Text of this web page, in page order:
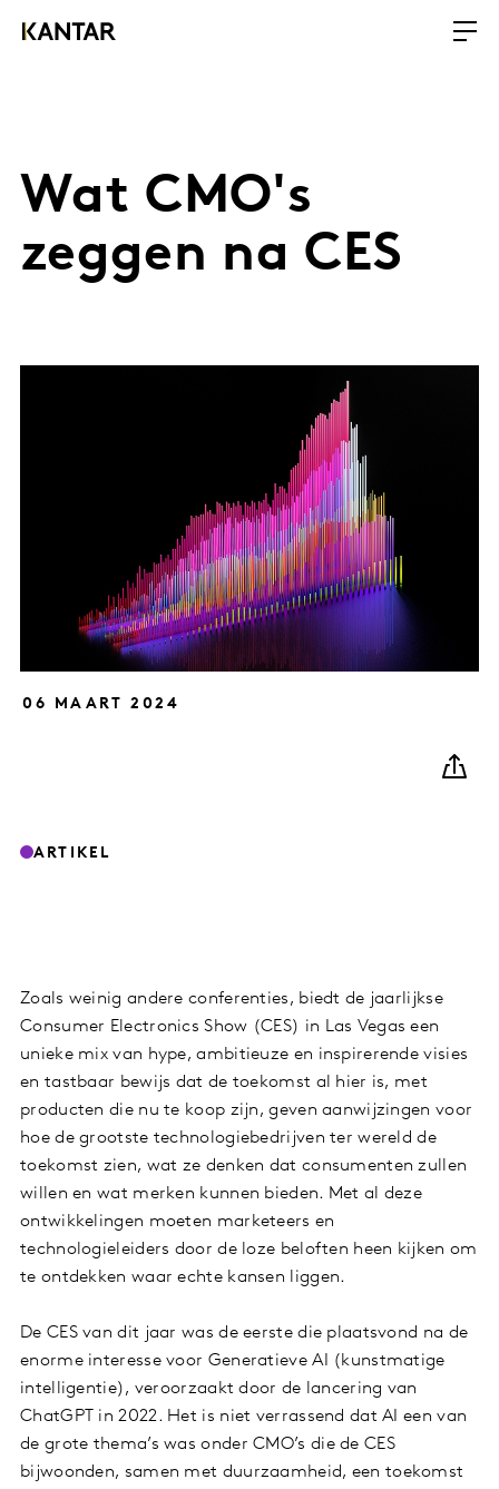
Wat CMO's
zeggen na CES
06 MAART 2024
ARTIKEL
Zoals weinig andere conferenties, biedt de jaarlijkse
Consumer Electronics Show (CES) in Las Vegas een
unieke mix van hype, ambitieuze en inspirerende visies
en tastbaar bewijs dat de toekomst al hier is, met
producten die nu te koop zijn, geven aanwijzingen voor
hoe de grootste technologiebedrijven ter wereld de
toekomst zien, wat ze denken dat consumenten zullen
willen en wat merken kunnen bieden. Met al deze
ontwikkelingen moeten marketeers en
technologieleiders door de loze beloften heen kijken om
te ontdekken waar echte kansen liggen.
De CES van dit jaar was de eerste die plaatsvond na de
enorme interesse voor Generatieve AI (kunstmatige
intelligentie), veroorzaakt door de lancering van
ChatGPT in 2022. Het is niet verrassend dat AI een van
de grote thema’s was onder CMO’s die de CES
bijwoonden, samen met duurzaamheid, een toekomst